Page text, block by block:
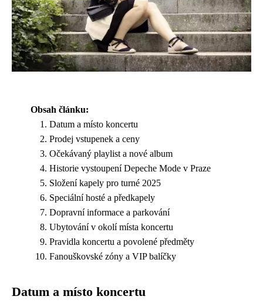
Obsah článku:
Datum a místo koncertu
Prodej vstupenek a ceny
Očekávaný playlist a nové album
Historie vystoupení Depeche Mode v Praze
Složení kapely pro turné 2025
Speciální hosté a předkapely
Dopravní informace a parkování
Ubytování v okolí místa koncertu
Pravidla koncertu a povolené předměty
Fanouškovské zóny a VIP balíčky
Datum a místo koncertu